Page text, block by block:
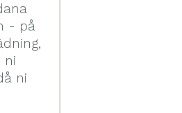
- på
ni
ni